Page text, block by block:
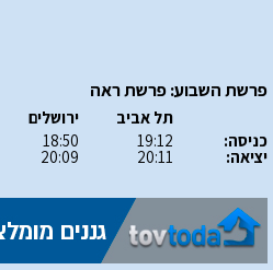
פרשת השבוע: פרשת ראה
כניסה:
יציאה:
תל אביב
19:12
20:11
ירושלים
18:50
20:09